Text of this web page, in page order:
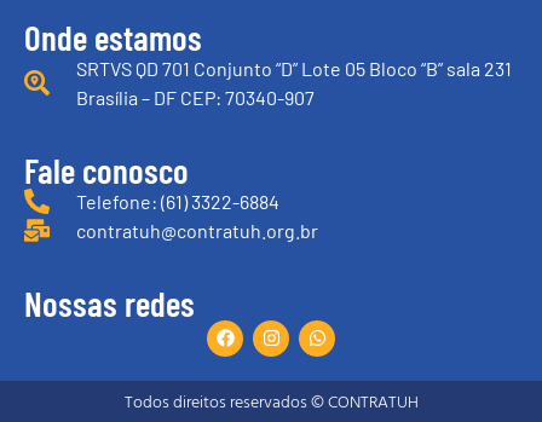
Onde estamos
SRTVS QD 701 Conjunto “D” Lote 05 Bloco “B” sala 231
Brasília – DF CEP: 70340-907
Fale conosco
Telefone: (61) 3322-6884
contratuh@contratuh.org.br
Nossas redes
Todos direitos reservados © CONTRATUH